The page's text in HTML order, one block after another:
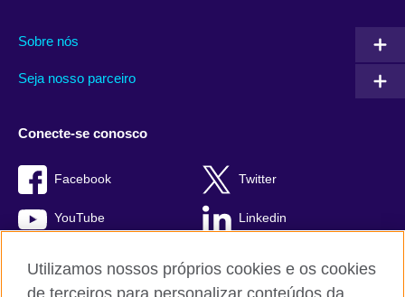
Sobre nós
Seja nosso parceiro
Conecte-se conosco
Facebook Twitter
YouTube Linkedin
Utilizamos nossos próprios cookies e os cookies
de terceiros para personalizar conteúdos da